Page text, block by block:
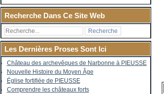
Recherche Dans Ce Site Web
Les Dernières Proses Sont Ici
Château des archevêques de Narbonne à PIEUSSE
Nouvelle Histoire du Moyen Âge
Église fortifiée de PIEUSSE
Comprendre les châteaux forts